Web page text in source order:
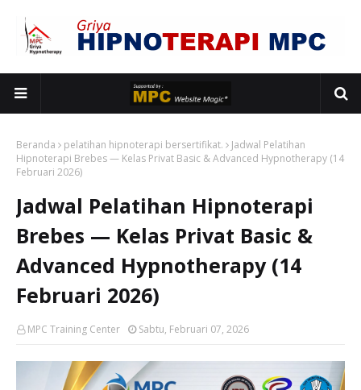
Beranda pelatihan hipnoterapi bersertifikat.
Jadwal Pelatihan
Hipnoterapi Brebes — Kelas Privat Basic & Advanced Hypnotherapy (14
Februari 2026)
Jadwal Pelatihan Hipnoterapi
Brebes — Kelas Privat Basic &
Advanced Hypnotherapy (14
Februari 2026)
MPC Training Center Sabtu, Februari 07, 2026